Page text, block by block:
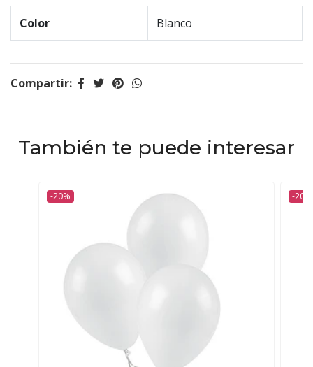
Color Blanco
Compartir:
También te puede interesar
-20% -20%